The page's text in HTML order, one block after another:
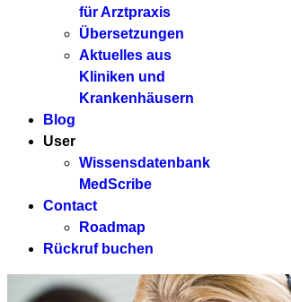
für Arztpraxis
Übersetzungen
Aktuelles aus
Kliniken und
Krankenhäusern
Blog
User
Wissensdatenbank
MedScribe
Contact
Roadmap
Rückruf buchen